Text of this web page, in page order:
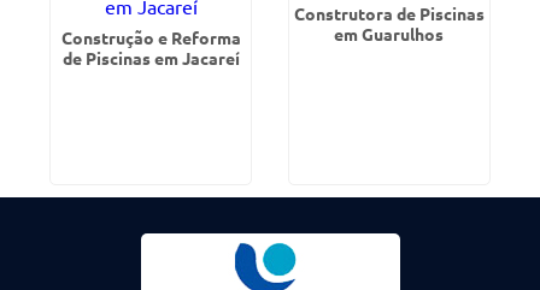
Construção e Reforma
de Piscinas em Jacareí
Construtora de Piscinas
em Guarulhos